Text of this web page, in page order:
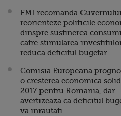
FMI recomanda
reorienteze politicile
dinspre sustinerea
catre stimularea
reduca deficitul bugetar
Comisia Europeana
o cresterea economica
2017 pentru Romania, dar
avertizeaza ca deficitul
va inrautati